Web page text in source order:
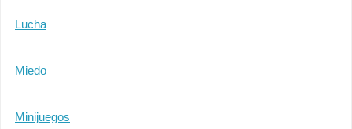
Lucha
Miedo
Minijuegos